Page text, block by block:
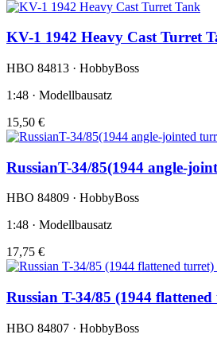
KV-1 1942 Heavy Cast Turret
HBO 84813 · HobbyBoss
1:48 · Modellbausatz
15,50 €
RussianT-34/85(1944 angle-
HBO 84809 · HobbyBoss
1:48 · Modellbausatz
17,75 €
Russian T-34/85 (1944
HBO 84807 · HobbyBoss